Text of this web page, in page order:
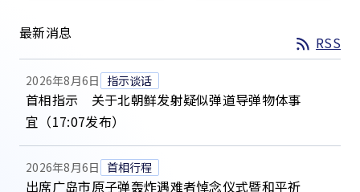
最新消息
RSS
2026年8月6日 指示谈话
首相指示 关于北朝鲜发射疑似弹道导弹物体事
宜（17:07发布）
2026年8月6日 首相行程
出席广岛市原子弹轰炸遇难者悼念仪式暨和平祈